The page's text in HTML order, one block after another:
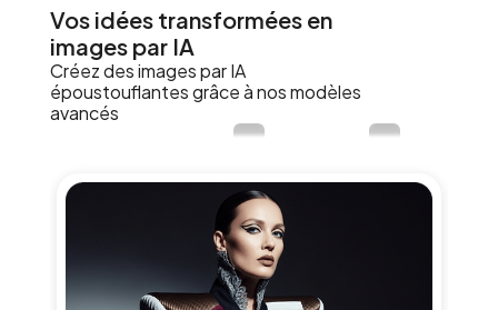
Vos idées transformées en
images par IA
Créez des images par IA
époustouflantes grâce à nos modèles
avancés